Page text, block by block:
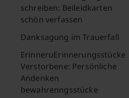
schreiben: Beileidkarten
schön verfassen
Danksagung im Trauerfall
ErinneruErinnerungsstücke
Verstorbene: Persönliche
Andenken
bewahrenngsstücke